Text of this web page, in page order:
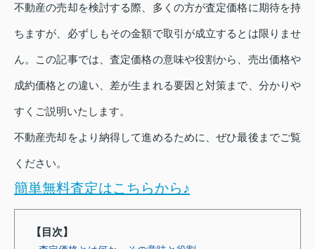
不動産の売却を検討する際、多くの方が査定価格に期待を持
ちますが、必ずしもその金額で取引が成立するとは限りませ
ん。この記事では、査定価格の意味や役割から、売出価格や
成約価格との違い、差が生まれる要因と対策まで、分かりや
すくご説明いたします。
不動産売却をより納得して進めるために、ぜひ最後までご覧
ください。
簡単無料査定はこちらから♪
【目次】